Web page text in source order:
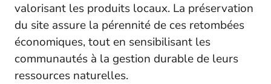
valorisant les produits locaux. La préservation
du site assure la pérennité de ces retombées
économiques, tout en sensibilisant les
communautés à la gestion durable de leurs
ressources naturelles.